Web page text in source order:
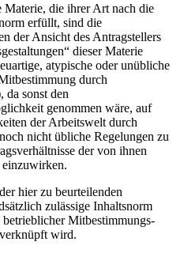
Materie, die ihrer Art nach die
erfüllt, sind die
der Ansicht des Antragstellers
dieser Materie
atypische oder unübliche
durch
da sonst den
genommen wäre, auf
der Arbeitswelt durch
nicht übliche Regelungen zu
der von ihnen
einzuwirken.
hier zu beurteilenden
zulässige Inhaltsnorm
Mitbestimmungs-
wird.